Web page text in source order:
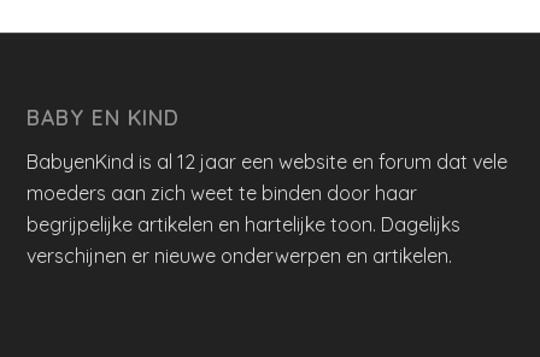
BABY EN KIND
BabyenKind is al 12 jaar een website en forum dat vele
moeders aan zich weet te binden door haar
begrijpelijke artikelen en hartelijke toon. Dagelijks
verschijnen er nieuwe onderwerpen en artikelen.